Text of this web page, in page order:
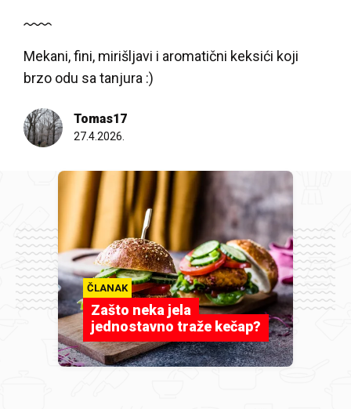
Mekani, fini, mirišljavi i aromatični keksići koji
brzo odu sa tanjura :)
Tomas17
27.4.2026.
ČLANAK
Zašto neka jela
jednostavno traže kečap?